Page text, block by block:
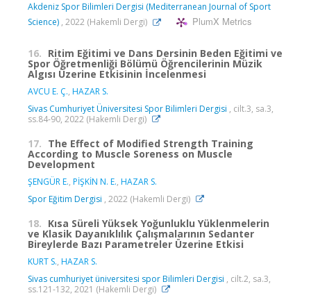
Akdeniz Spor Bilimleri Dergisi (Mediterranean Journal of Sport
Science) , 2022 (Hakemli Dergi) PlumX Metrics
16. Ritim Eğitimi ve Dans Dersinin Beden Eğitimi ve
Spor Öğretmenliği Bölümü Öğrencilerinin Müzik
Algısı Üzerine Etkisinin İncelenmesi
AVCU E. Ç., HAZAR S.
Sivas Cumhuriyet Üniversitesi Spor Bilimleri Dergisi , cilt.3, sa.3,
ss.84-90, 2022 (Hakemli Dergi)
17. The Effect of Modified Strength Training
According to Muscle Soreness on Muscle
Development
ŞENGÜR E., PİŞKİN N. E., HAZAR S.
Spor Eğitim Dergisi , 2022 (Hakemli Dergi)
18. Kısa Süreli Yüksek Yoğunluklu Yüklenmelerin
ve Klasik Dayanıklılık Çalışmalarının Sedanter
Bireylerde Bazı Parametreler Üzerine Etkisi
KURT S., HAZAR S.
Sivas cumhuriyet üniversitesi spor Bilimleri Dergisi , cilt.2, sa.3,
ss.121-132, 2021 (Hakemli Dergi)